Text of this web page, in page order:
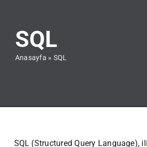
SQL
Anasayfa » SQL
SQL (Structured Query Language),